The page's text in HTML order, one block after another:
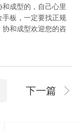
成型的，自己心里
手板，一定要找正规
和成型欢迎您的咨
下一篇